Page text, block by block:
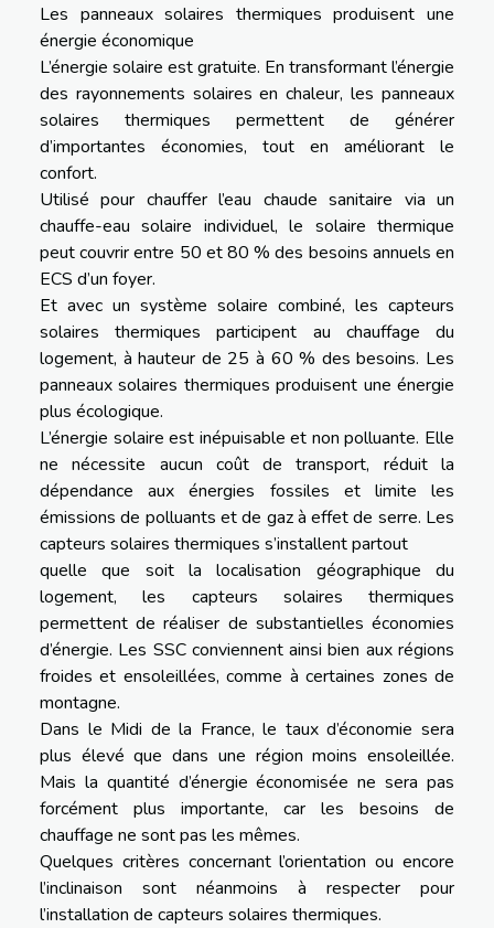
Les panneaux solaires thermiques produisent une
énergie économique
L’énergie solaire est gratuite. En transformant l’énergie
des rayonnements solaires en chaleur, les panneaux
solaires thermiques permettent de générer
d’importantes économies, tout en améliorant le
confort.
Utilisé pour chauffer l’eau chaude sanitaire via un
chauffe-eau solaire individuel, le solaire thermique
peut couvrir entre 50 et 80 % des besoins annuels en
ECS d’un foyer.
Et avec un système solaire combiné, les capteurs
solaires thermiques participent au chauffage du
logement, à hauteur de 25 à 60 % des besoins. Les
panneaux solaires thermiques produisent une énergie
plus écologique.
L’énergie solaire est inépuisable et non polluante. Elle
ne nécessite aucun coût de transport, réduit la
dépendance aux énergies fossiles et limite les
émissions de polluants et de gaz à effet de serre. Les
capteurs solaires thermiques s’installent partout
quelle que soit la localisation géographique du
logement, les capteurs solaires thermiques
permettent de réaliser de substantielles économies
d’énergie. Les SSC conviennent ainsi bien aux régions
froides et ensoleillées, comme à certaines zones de
montagne.
Dans le Midi de la France, le taux d’économie sera
plus élevé que dans une région moins ensoleillée.
Mais la quantité d’énergie économisée ne sera pas
forcément plus importante, car les besoins de
chauffage ne sont pas les mêmes.
Quelques critères concernant l’orientation ou encore
l’inclinaison sont néanmoins à respecter pour
l’installation de capteurs solaires thermiques.